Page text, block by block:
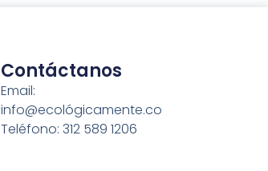
Contáctanos
Email:
info@ecológicamente.co
Teléfono: 312 589 1206